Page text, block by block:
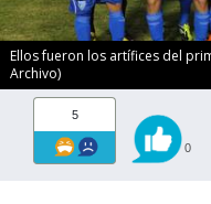
Ellos fueron los artífices del
Archivo)
5
0